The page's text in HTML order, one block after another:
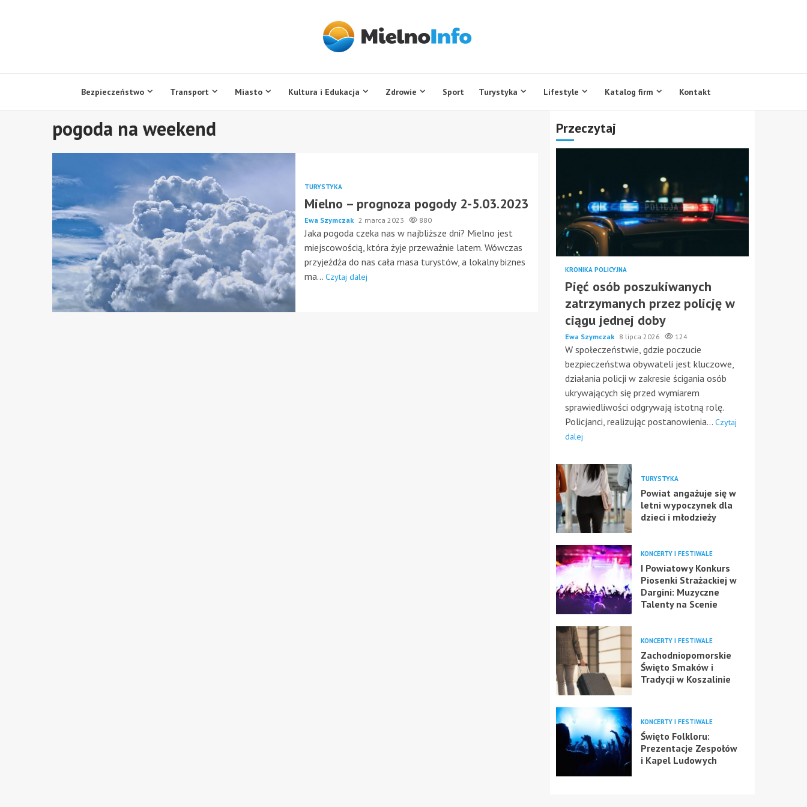
Bezpieczeństwo Transport Miasto Kultura i Edukacja Zdrowie Sport Turystyka Lifestyle Katalog firm Kontakt
pogoda na weekend
TURYSTYKA
Mielno – prognoza pogody 2-5.03.2023
Ewa Szymczak 2 marca 2023 880
Jaka pogoda czeka nas w najbliższe dni? Mielno jest
miejscowością, która żyje przeważnie latem. Wówczas
przyjeżdża do nas cała masa turystów, a lokalny biznes
ma... Czytaj dalej
Przeczytaj
KRONIKA POLICYJNA
Pięć osób poszukiwanych
zatrzymanych przez policję w
ciągu jednej doby
Ewa Szymczak 8 lipca 2026 124
W społeczeństwie, gdzie poczucie
bezpieczeństwa obywateli jest kluczowe,
działania policji w zakresie ścigania osób
ukrywających się przed wymiarem
sprawiedliwości odgrywają istotną rolę.
Policjanci, realizując postanowienia... Czytaj
dalej
TURYSTYKA
Powiat angażuje się w
letni wypoczynek dla
dzieci i młodzieży
KONCERTY I FESTIWALE
I Powiatowy Konkurs
Piosenki Strażackiej w
Dargini: Muzyczne
Talenty na Scenie
KONCERTY I FESTIWALE
Zachodniopomorskie
Święto Smaków i
Tradycji w Koszalinie
KONCERTY I FESTIWALE
Święto Folkloru:
Prezentacje Zespołów
i Kapel Ludowych